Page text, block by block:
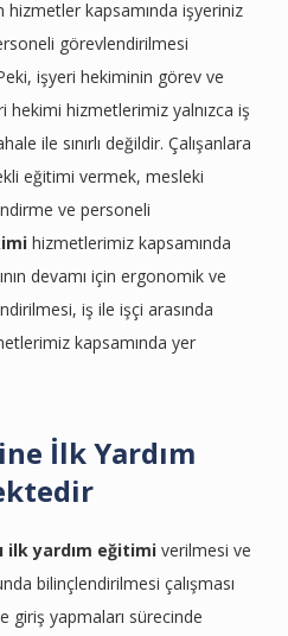
hizmetler kapsamında işyeriniz
görevlendirilmesi
işyeri hekiminin görev ve
hekimi hizmetlerimiz yalnızca iş
ile sınırlı değildir. Çalışanlara
eğitimi vermek, mesleki
ve personeli
hizmetlerimiz kapsamında
devamı için ergonomik ve
iş ile işçi arasında
kapsamında yer
İlk Yardım
ilk yardım eğitimi verilmesi ve
bilinçlendirilmesi çalışması
giriş yapmaları sürecinde